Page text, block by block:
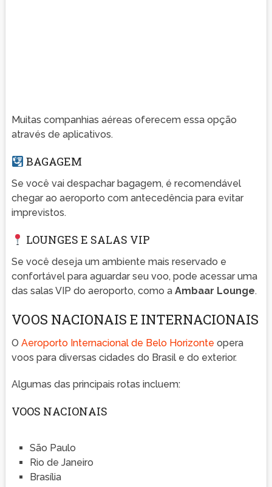
Muitas companhias aéreas oferecem essa opção
através de aplicativos.
BAGAGEM
Se você vai despachar bagagem, é recomendável
chegar ao aeroporto com antecedência para evitar
imprevistos.
LOUNGES E SALAS VIP
Se você deseja um ambiente mais reservado e
confortável para aguardar seu voo, pode acessar uma
das salas VIP do aeroporto, como a Ambaar Lounge.
VOOS NACIONAIS E INTERNACIONAIS
O Aeroporto Internacional de Belo Horizonte opera
voos para diversas cidades do Brasil e do exterior.
Algumas das principais rotas incluem:
VOOS NACIONAIS
São Paulo
Rio de Janeiro
Brasília